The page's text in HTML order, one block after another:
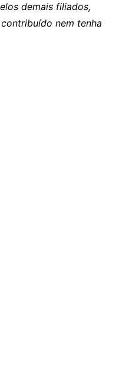
demais filiados,
nem tenha